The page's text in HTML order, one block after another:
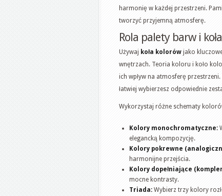
harmonię w każdej przestrzeni.
tworzyć przyjemną atmosferę.
Rola palety barw i
Używaj koła kolorów jako
wnętrzach. Teoria koloru i koło
ich wpływ na atmosferę
łatwiej wybierzesz odpowiednie
Wykorzystaj różne schematy
Kolory monochromatyczne:
elegancką kompozycję.
Kolory pokrewne
harmonijne przejścia.
Kolory dopełniające
mocne kontrasty.
Triada: Wybierz trzy kolory